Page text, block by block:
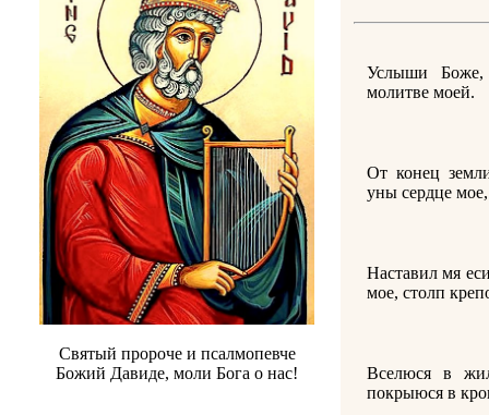
Святый пророче и псалмопевче
Божий Давиде, моли Бога о нас!
Услыши Боже,
молитве моей.
От конец
уны сердце
Наставил мя
мое, столп
Вселюся в
покрыюся в